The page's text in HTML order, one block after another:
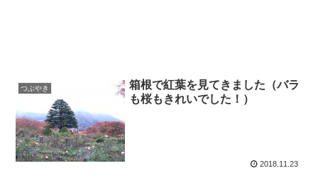
つぶやき
箱根で紅葉を見てきました（バラ
も桜もきれいでした！）
2018.11.23